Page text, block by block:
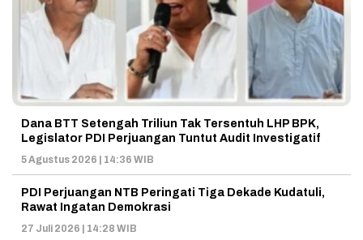
Dana BTT Setengah Triliun Tak Tersentuh LHP BPK,
Legislator PDI Perjuangan Tuntut Audit Investigatif
5 Agustus 2026 | 14:36 WIB
PDI Perjuangan NTB Peringati Tiga Dekade Kudatuli,
Rawat Ingatan Demokrasi
27 Juli 2026 | 14:28 WIB